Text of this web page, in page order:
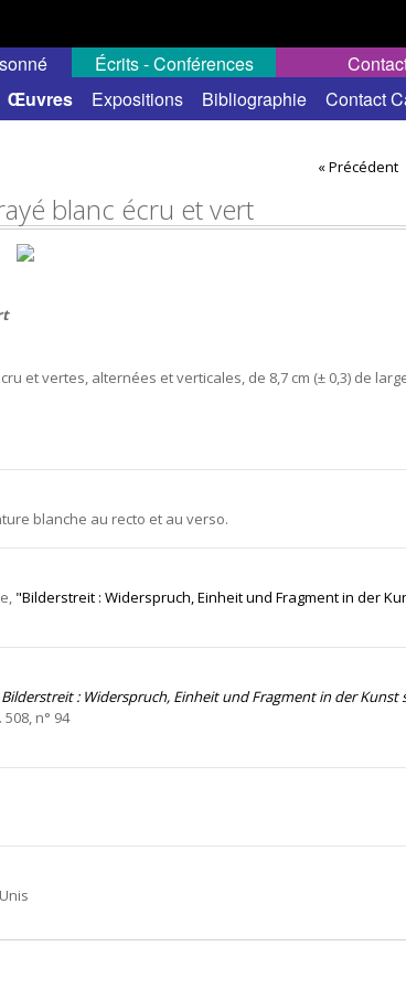
Œuvres Expositions Bibliographie Contact
Écrits - Conférences
« Précédent
blanc écru et vert
et vertes, alternées et verticales, de 8,7 cm (± 0,3) de
blanche au recto et au verso.
"Bilderstreit : Widerspruch, Einheit und Fragment in der
Bilderstreit : Widerspruch, Einheit und Fragment in der Kunst
n° 94